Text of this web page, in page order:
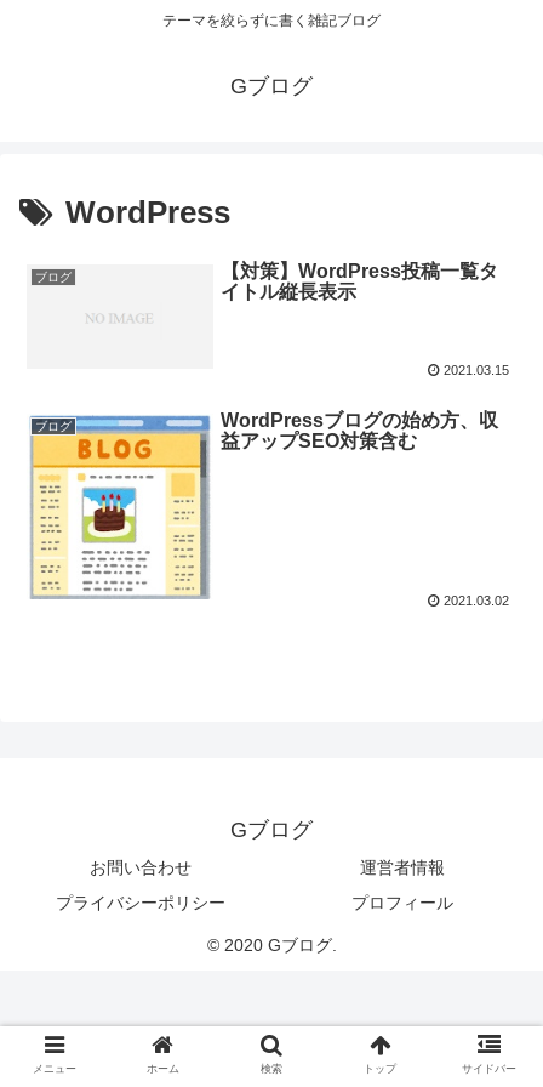
テーマを絞らずに書く雑記ブログ
Gブログ
WordPress
ブログ
【対策】WordPress投稿一覧タ
イトル縦長表示
2021.03.15
ブログ
WordPressブログの始め方、収
益アップSEO対策含む
2021.03.02
Gブログ
お問い合わせ
運営者情報
プライバシーポリシー
プロフィール
© 2020 Gブログ.
メニュー ホーム 検索 トップ サイドバー